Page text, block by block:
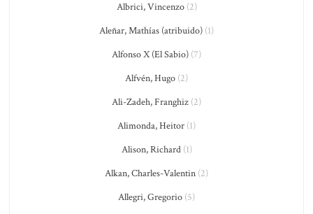
Albrici, Vincenzo(2)
Aleñar, Mathías (atribuido) (1)
Alfonso X (El Sabio) (7)
Alfvén, Hugo (2)
Ali-Zadeh, Franghiz (2)
Alimonda, Heitor (1)
Alison, Richard(1)
Alkan, Charles-Valentin (2)
Allegri, Gregorio (5)